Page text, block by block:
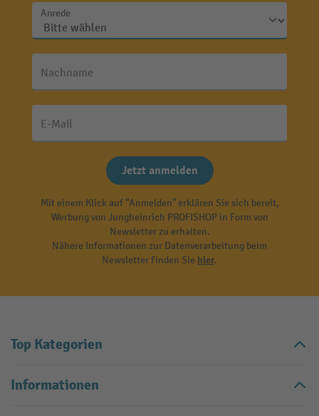
Anrede
Nachname
E-Mail
Jetzt anmelden
Mit einem Klick auf "Anmelden" erklären Sie sich bereit,
Werbung von Jungheinrich PROFISHOP in Form von
Newsletter zu erhalten.
Nähere Informationen zur Datenverarbeitung beim
Newsletter finden Sie hier.
Top Kategorien
Informationen